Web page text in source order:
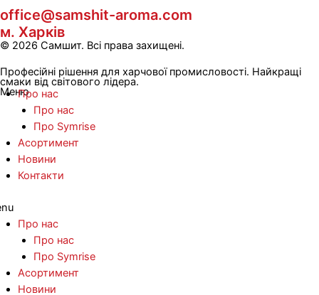
office@samshit-aroma.com
м. Харків
© 2026 Самшит. Всі права захищені.
Професійні рішення для харчової промисловості. Найкращі
смаки від світового лідера.
МенюПро нас
Про нас
Про Symrise
Асортимент
Новини
Контакти
Про нас
Про нас
Про Symrise
Асортимент
Новини